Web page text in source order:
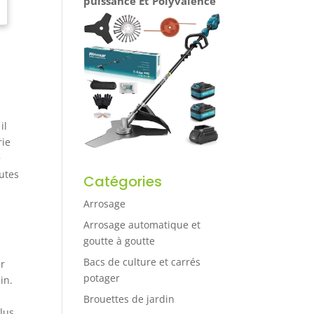
Catégories
Arrosage
Arrosage automatique et
goutte à goutte
Bacs de culture et carrés
potager
Brouettes de jardin